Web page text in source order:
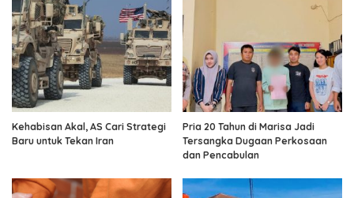
Kehabisan Akal, AS Cari Strategi
Baru untuk Tekan Iran
Pria 20 Tahun di Marisa Jadi
Tersangka Dugaan Perkosaan
dan Pencabulan